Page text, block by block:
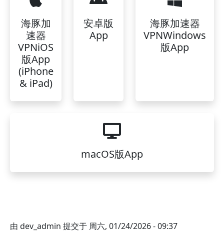
海豚加
速器
VPNiOS
版App
(iPhone
& iPad)
安卓版
App
海豚加速器
VPNWindows
版App
macOS版App
由 dev_admin 提交于 周六, 01/24/2026 - 09:37